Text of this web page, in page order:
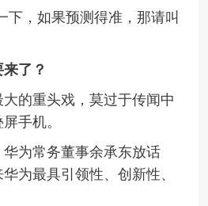
下，如果预测得准，那请叫
了？
的重头戏，莫过于传闻中
手机。
为常务董事余承东放话
为最具引领性、创新性、